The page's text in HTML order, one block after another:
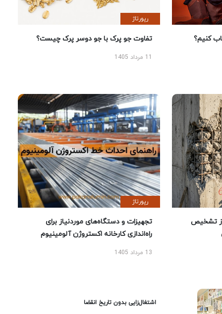
کنیم؟
رپورتاژ
تفاوت جو پرک با جو دوسر پرک چیست؟
تشخیص
رپورتاژ
تجهیزات و دستگاه‌های موردنیاز برای
راه‌اندازی کارخانه اکستروژن آلومینیوم
13 مرداد 1405
اشتغال‌زایی بدون تاریخ انقضا